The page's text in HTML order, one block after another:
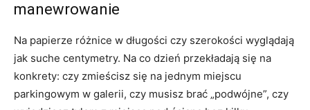
manewrowanie
Na papierze różnice w długości czy szerokości wyglądają
jak suche centymetry. Na co dzień przekładają się na
konkrety: czy zmieścisz się na jednym miejscu
parkingowym w galerii, czy musisz brać „podwójne”, czy